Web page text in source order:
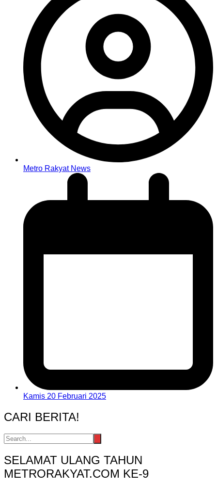
Metro Rakyat News
Kamis 20 Februari 2025
CARI BERITA!
SELAMAT ULANG TAHUN
METRORAKYAT.COM KE-9